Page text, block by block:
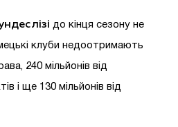
до кінця сезону не
клуби недоотримають
240 мільйонів від
і ще 130 мільйонів від